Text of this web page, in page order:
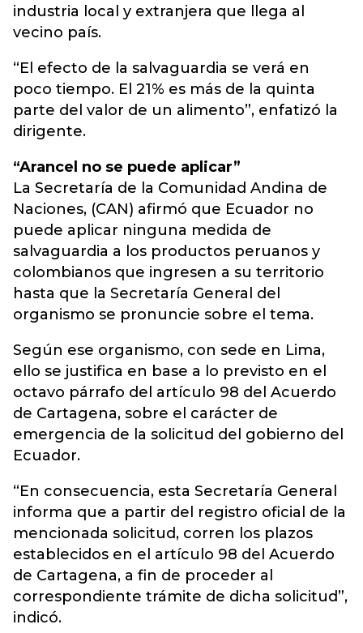
industria local y extranjera que llega al
vecino país.
“El efecto de la salvaguardia se verá en
poco tiempo. El 21% es más de la quinta
parte del valor de un alimento”, enfatizó la
dirigente.
“Arancel no se puede aplicar”
La Secretaría de la Comunidad Andina de
Naciones, (CAN) afirmó que Ecuador no
puede aplicar ninguna medida de
salvaguardia a los productos peruanos y
colombianos que ingresen a su territorio
hasta que la Secretaría General del
organismo se pronuncie sobre el tema.
Según ese organismo, con sede en Lima,
ello se justifica en base a lo previsto en el
octavo párrafo del artículo 98 del Acuerdo
de Cartagena, sobre el carácter de
emergencia de la solicitud del gobierno del
Ecuador.
“En consecuencia, esta Secretaría General
informa que a partir del registro oficial de la
mencionada solicitud, corren los plazos
establecidos en el artículo 98 del Acuerdo
de Cartagena, a fin de proceder al
correspondiente trámite de dicha solicitud”,
indicó.